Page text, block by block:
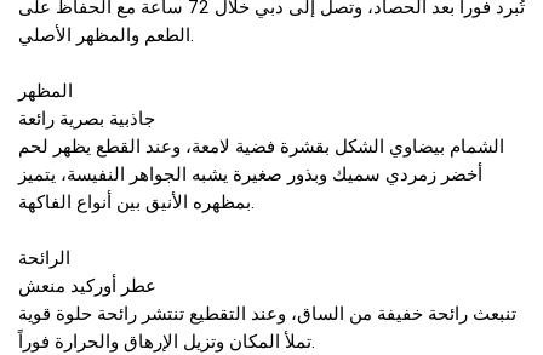
تُبرد فوراً بعد الحصاد، وتصل إلى دبي خلال 72 ساعة مع الحفاظ على
الطعم والمظهر الأصلي.
المظهر
جاذبية بصرية رائعة
الشمام بيضاوي الشكل بقشرة فضية لامعة، وعند القطع يظهر لحم
أخضر زمردي سميك وبذور صغيرة يشبه الجواهر النفيسة، يتميز
بمظهره الأنيق بين أنواع الفاكهة.
الرائحة
عطر أوركيد منعش
تنبعث رائحة خفيفة من الساق، وعند التقطيع تنتشر رائحة حلوة قوية
تملأ المكان وتزيل الإرهاق والحرارة فوراً.